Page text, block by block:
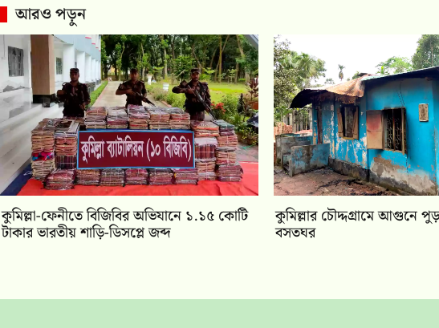
আরও পড়ুন
কুমিল্লা-ফেনীতে বিজিবির অভিযানে ১.১৫ কোটি
টাকার ভারতীয় শাড়ি-ডিসপ্লে জব্দ
কুমিল্লার চৌদ্দগ্রামে আগুনে
বসতঘর